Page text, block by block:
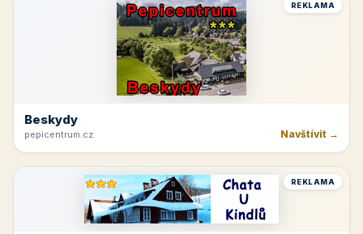
REKLAMA
Beskydy
pepicentrum.cz Navštívit →
REKLAMA